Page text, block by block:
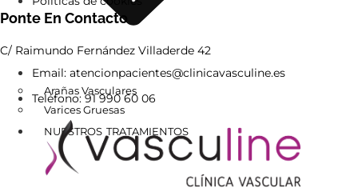
Arañas Vasculares
Varices Gruesas
NUESTROS TRATAMIENTOS
Ponte En Contacto
C/ Raimundo Fernández Villaderde 42
Email: atencionpacientes@clinicavasculine.es
Teléfono: 91 990 60 06